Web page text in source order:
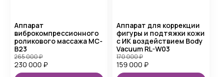
Аппарат
виброкомпрессионного
роликового массажа MC-
B23
230 000 ₽
265 000₽
Аппарат для коррекции
фигуры и подтяжки кожи
с ИК воздействием Body
Vacuum RL-W03
159 000 ₽
170 000₽